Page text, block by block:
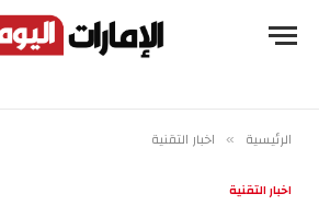
الرئيسية » اخبار التقنية
اخبار التقنية